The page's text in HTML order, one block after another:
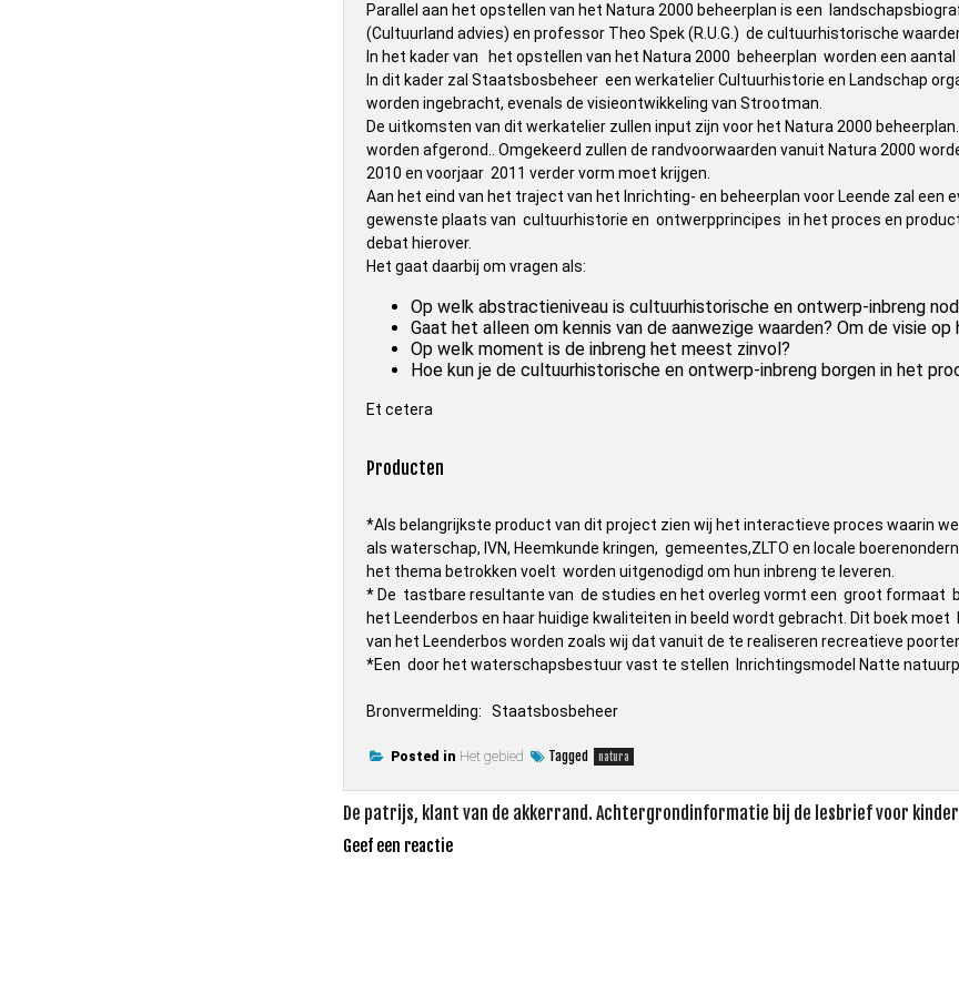
Parallel aan het opstellen van het Natura 2000 beheerplan is een
(Cultuurland advies) en professor Theo Spek (R.U.G.) de cultuurhistorische
In het kader van het opstellen van het Natura 2000 beheerplan worden een aantal
In dit kader zal Staatsbosbeheer een werkatelier Cultuurhistorie en Landschap
worden ingebracht, evenals de visieontwikkeling van Strootman.
De uitkomsten van dit werkatelier zullen input zijn voor het Natura 2000
worden afgerond.. Omgekeerd zullen de randvoorwaarden vanuit Natura 2000
2010 en voorjaar 2011 verder vorm moet krijgen.
Aan het eind van het traject van het Inrichting- en beheerplan voor Leende zal
gewenste plaats van cultuurhistorie en ontwerpprincipes in het proces en
debat hierover.
Het gaat daarbij om vragen als:
Op welk abstractieniveau is cultuurhistorische en ontwerp-inbreng
Gaat het alleen om kennis van de aanwezige waarden? Om de visie
Op welk moment is de inbreng het meest zinvol?
Hoe kun je de cultuurhistorische en ontwerp-inbreng borgen in het
Et cetera
Producten
*Als belangrijkste product van dit project zien wij het interactieve proces waarin
als waterschap, IVN, Heemkunde kringen, gemeentes,ZLTO en locale
het thema betrokken voelt worden uitgenodigd om hun inbreng te leveren.
* De tastbare resultante van de studies en het overleg vormt een groot formaat
het Leenderbos en haar huidige kwaliteiten in beeld wordt gebracht. Dit boek
van het Leenderbos worden zoals wij dat vanuit de te realiseren recreatieve
*Een door het waterschapsbestuur vast te stellen Inrichtingsmodel Natte
Bronvermelding: Staatsbosbeheer
Posted in Het gebied Tagged natura
Bericht
navigatie
De patrijs, klant van de akkerrand. Achtergrondinformatie bij de lesbrief voor
Geef een reactie